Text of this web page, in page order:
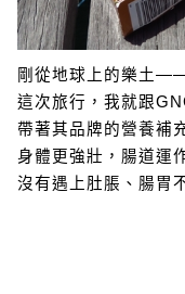
剛從地球上的樂土
這次旅行，我就跟
帶著其品牌的營養補
身體更強壯，腸道運
沒有遇上肚脹、腸胃